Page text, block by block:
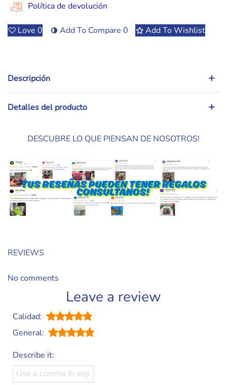
Política de devolución
Love 0 Add To Compare 0 Add To Wishlist
Descripción
Detalles del producto
DESCUBRE LO QUE PIENSAN DE NOSOTROS!
REVIEWS
No comments
Leave a review
Calidad:
General:
Describe it: